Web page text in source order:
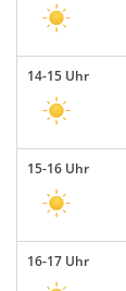
14-15 Uhr
15-16 Uhr
16-17 Uhr